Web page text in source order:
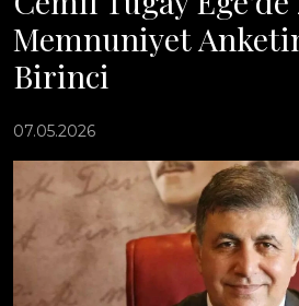
Memnuniyet
Birinci
07.05.2026